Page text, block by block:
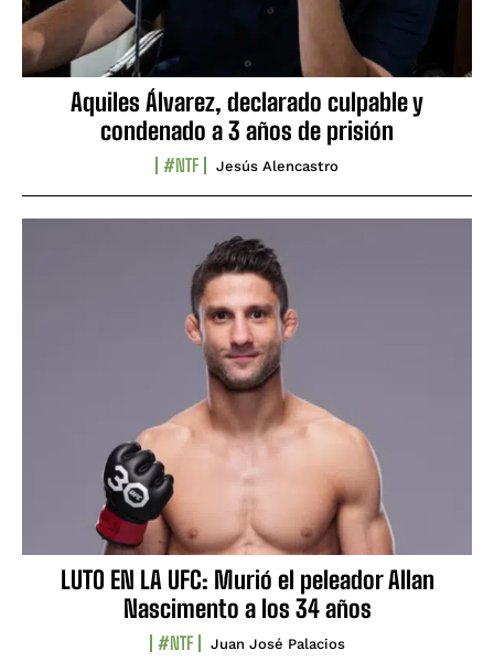
Aquiles Álvarez, declarado culpable y
condenado a 3 años de prisión
#NTF Jesús Alencastro
LUTO EN LA UFC: Murió el peleador Allan
Nascimento a los 34 años
#NTF Juan José Palacios